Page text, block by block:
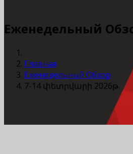
Еженедельный
Главная
Еженедельный Обзор
7-14 փետրվարի 2026թ.